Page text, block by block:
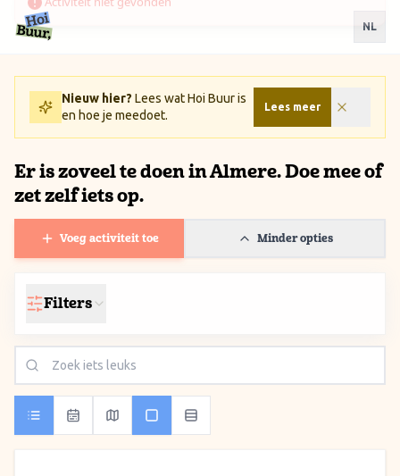
Ga naar inhoud / Skip to content
NL
Nieuw hier? Lees wat Hoi Buur is
en hoe je meedoet.
Lees meer
Er is zoveel te doen in Almere. Doe mee of
zet zelf iets op.
Voeg activiteit toe Minder opties
Filters